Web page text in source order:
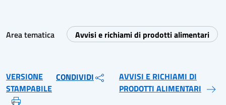
Area tematica Avvisi e richiami di prodotti alimentari
VERSIONE
STAMPABILE
CONDIVIDI
AVVISI E RICHIAMI DI
PRODOTTI ALIMENTARI